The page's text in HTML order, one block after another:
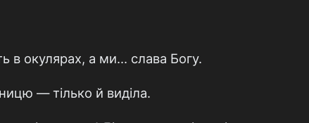
в окулярах, а ми... слава Богу.
— тілько й виділа.